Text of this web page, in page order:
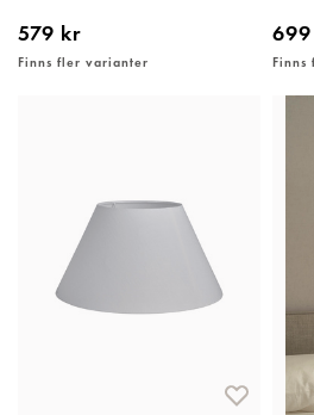
579 kr
Finns fler varianter Finns